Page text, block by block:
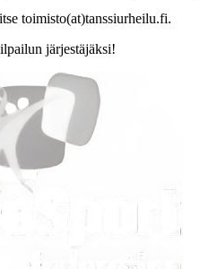
toimisto(at)tanssiurheilu.fi.
järjestäjäksi!